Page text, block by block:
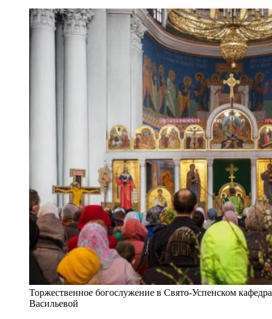
Торжественное богослужение в Свято-Успенском
Васильевой